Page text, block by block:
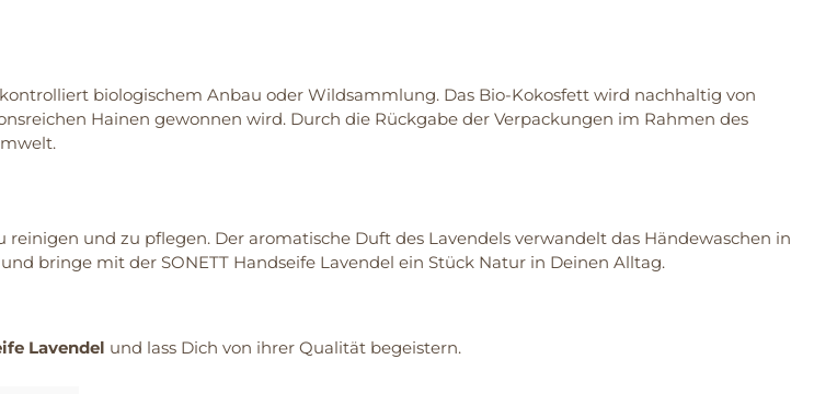
biologischem Anbau oder Wildsammlung. Das Bio-Kokosfett wird nachhaltig von
Hainen gewonnen wird. Durch die Rückgabe der Verpackungen im Rahmen des
und zu pflegen. Der aromatische Duft des Lavendels verwandelt das Händewaschen in
bringe mit der SONETT Handseife Lavendel ein Stück Natur in Deinen Alltag.
Lavendel und lass Dich von ihrer Qualität begeistern.